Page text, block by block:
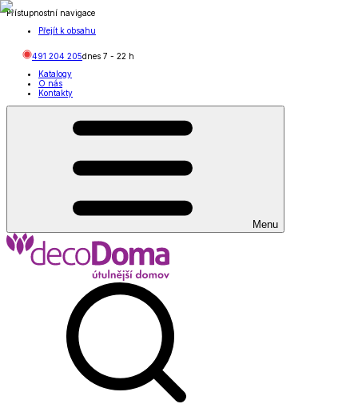
Přístupnostní navigace
Přejít k obsahu
491 204 205dnes 7 - 22 h
Katalogy
O nás
Kontakty
Menu